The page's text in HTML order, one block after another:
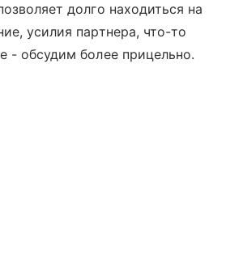
долго находиться на
усилия партнера, что-то
- обсудим более прицельно.